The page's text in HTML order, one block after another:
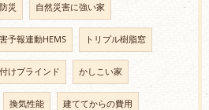
防災 自然災害に強い家
予報連動HEMS トリプル樹脂窓
けブラインド かしこい家
換気性能 建ててからの費用